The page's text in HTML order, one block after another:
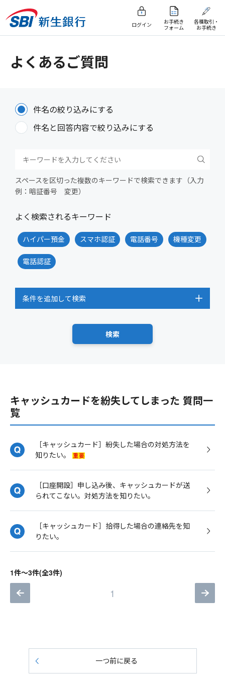
ログイン
お手続き
フォーム
各種取引・
お手続き
よくあるご質問
件名の絞り込みにする
件名と回答内容で絞り込みにする
スペースを区切った複数のキーワードで検索できます（入力
例：暗証番号 変更）
よく検索されるキーワード
ハイパー預金 スマホ認証 電話番号 機種変更
電話認証
条件を追加して検索
キャッシュカードを紛失してしまった 質問一
覧
［キャッシュカード］紛失した場合の対処方法を
知りたい。
［口座開設］申し込み後、キャッシュカードが送
られてこない。対処方法を知りたい。
［キャッシュカード］拾得した場合の連絡先を知
りたい。
1件～3件(全3件)
1
一つ前に戻る